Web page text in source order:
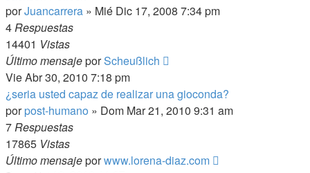
porJuancarrera » Mié Dic 17, 2008 7:34 pm
4Respuestas
14401 Vistas
Último mensajeporScheußlich
Vie Abr 30, 2010 7:18 pm
¿seria usted capaz de realizar una gioconda?
porpost-humano » Dom Mar 21, 2010 9:31 am
7Respuestas
17865 Vistas
Último mensajeporwww.lorena-diaz.com